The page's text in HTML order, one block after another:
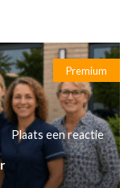
Premium
Plaats een reactie